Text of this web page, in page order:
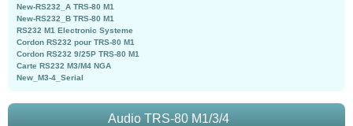
New-RS232_A TRS-80 M1
New-RS232_B TRS-80 M1
RS232 M1 Electronic Systeme
Cordon RS232 pour TRS-80 M1
Cordon RS232 9/25P TRS-80 M1
Carte RS232 M3/M4 NGA
New_M3-4_Serial
Audio TRS-80 M1/3/4